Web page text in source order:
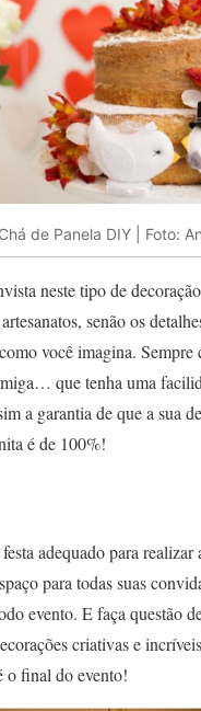
de Panela DIY | Foto:
neste tipo de
senão os
você imagina. Sempre
que tenha uma
a garantia de que a sua
é de 100%!
adequado para realizar
para todas suas
evento. E faça questão
criativas e
o final do evento!